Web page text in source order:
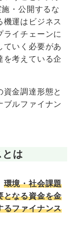
・公開するな
機運はビジネス
ライチェーンに
ていく必要があ
を考えている企
金調達形態と
ブルファイナン
は
環境・社会課題
となる資金を金
るファイナンス